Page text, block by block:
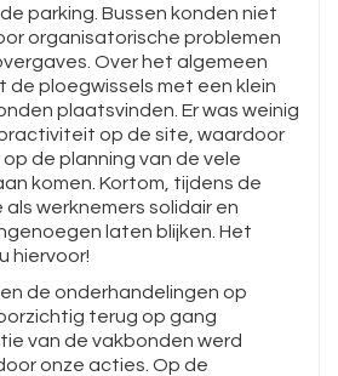
parking. Bussen konden niet
organisatorische problemen
Over het algemeen
ploegwissels met een klein
plaatsvinden. Er was weinig
op de site, waardoor
de planning van de vele
komen. Kortom, tijdens de
werknemers solidair en
laten blijken. Het
hiervoor!
de onderhandelingen op
terug op gang
van de vakbonden werd
onze acties. Op de